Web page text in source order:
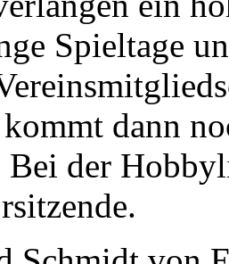
Spieltage
dann
der